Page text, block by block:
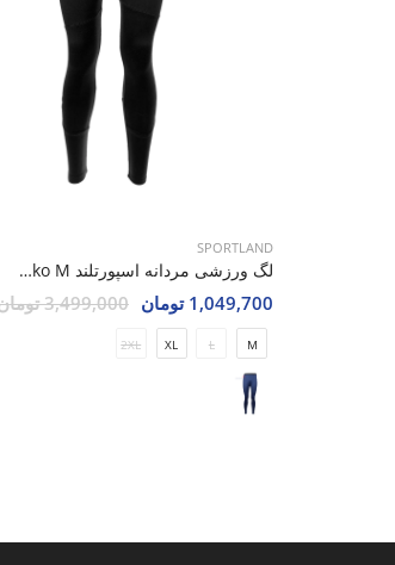
SPORTLAND
لگ ورزشی مردانه اسپورتلند Franko M
1,049,700 تومان 3,499,000 تومان
M
L
XL
2XL